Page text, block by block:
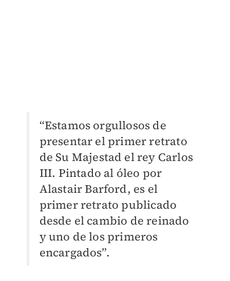
“Estamos orgullosos de
presentar el primer retrato
de Su Majestad el rey Carlos
III. Pintado al óleo por
Alastair Barford, es el
primer retrato publicado
desde el cambio de reinado
y uno de los primeros
encargados”.